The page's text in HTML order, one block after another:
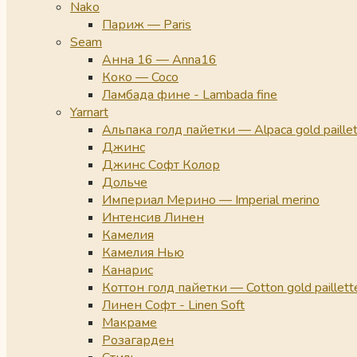
Nako
Париж — Paris
Seam
Анна 16 — Anna16
Коко — Coco
Ламбада фине - Lambada fine
Yarnart
Альпака голд пайетки — Alpaca gold
Джинс
Джинс Софт Колор
Дольче
Империал Мерино — Imperial merino
Интенсив Линен
Камелия
Камелия Нью
Канарис
Коттон голд пайетки — Cotton gold
Линен Софт - Linen Soft
Макраме
Розагарден